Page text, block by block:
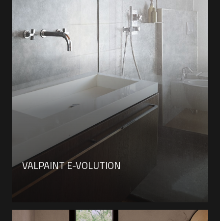
VALPAINT E-VOLUTION